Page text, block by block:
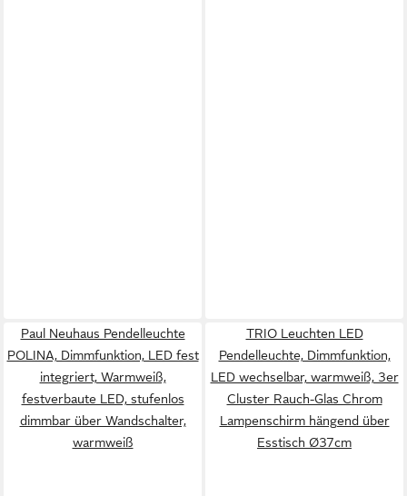
Paul Neuhaus Pendelleuchte
POLINA, Dimmfunktion, LED fest
integriert, Warmweiß,
festverbaute LED, stufenlos
dimmbar über Wandschalter,
warmweiß
TRIO Leuchten LED
Pendelleuchte, Dimmfunktion,
LED wechselbar, warmweiß, 3er
Cluster Rauch-Glas Chrom
Lampenschirm hängend über
Esstisch Ø37cm